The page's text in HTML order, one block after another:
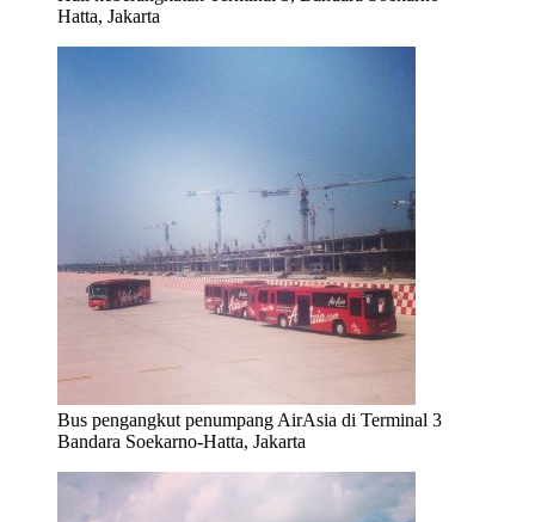
Hatta, Jakarta
Bus pengangkut penumpang AirAsia di Terminal 3
Bandara Soekarno-Hatta, Jakarta